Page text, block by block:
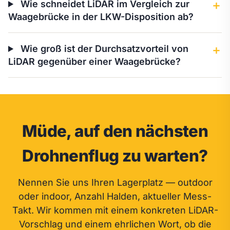
Wie schneidet LiDAR im Vergleich zur
Waagebrücke in der LKW-Disposition ab?
＋
Wie groß ist der Durchsatzvorteil von
LiDAR gegenüber einer Waagebrücke?
＋
Müde, auf den nächsten
Drohnenflug zu warten?
Nennen Sie uns Ihren Lagerplatz — outdoor
oder indoor, Anzahl Halden, aktueller Mess-
Takt. Wir kommen mit einem konkreten LiDAR-
Vorschlag und einem ehrlichen Wort, ob die